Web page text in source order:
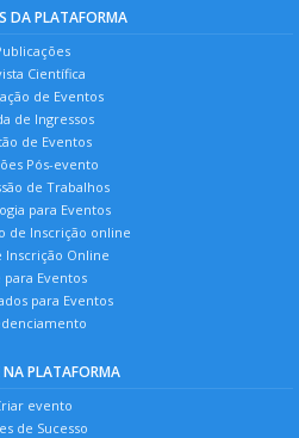
DA PLATAFORMA
Científica
de Eventos
de Ingressos
de Eventos
Pós-evento
de Trabalhos
para Eventos
de Inscrição online
Inscrição Online
para Eventos
para Eventos
NA PLATAFORMA
evento
de Sucesso